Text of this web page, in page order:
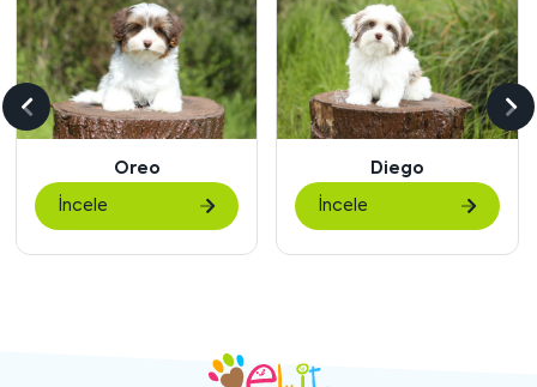
Diego
İncele
Gigi
İncele
Önceki
göster